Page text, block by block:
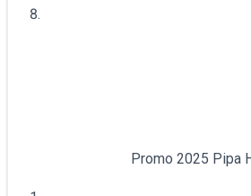
Promo 2025 Pipa